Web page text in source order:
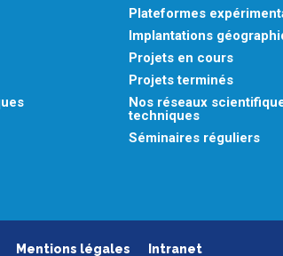
Plateformes
Implantations
Projets en cours
Projets terminés
Nos réseaux
techniques
Séminaires réguliers
Mentions légales Intranet